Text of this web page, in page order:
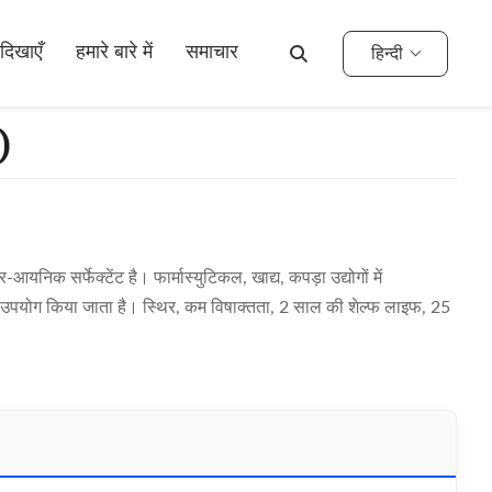
हमारे बारे में समाचार हिन्दी
सर्फेक्टेंट है। फार्मास्युटिकल, खाद्य, कपड़ा उद्योगों में
किया जाता है। स्थिर, कम विषाक्तता, 2 साल की शेल्फ लाइफ, 25